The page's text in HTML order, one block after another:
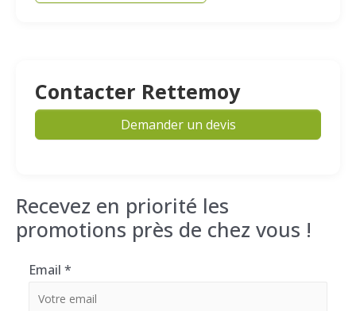
Contacter Rettemoy
Demander un devis
Recevez en priorité les
promotions près de chez vous !
Email *